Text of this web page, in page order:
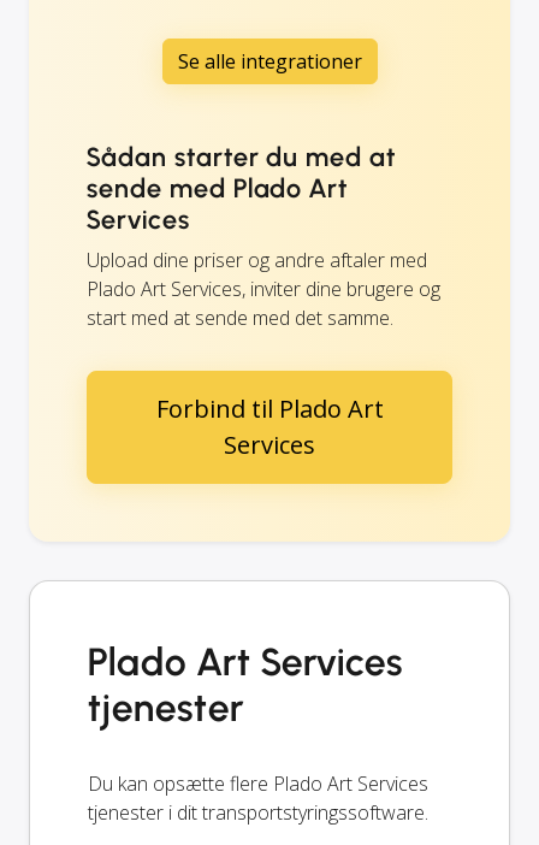
Se alle integrationer
Sådan starter du med at
sende med Plado Art
Services
Upload dine priser og andre aftaler med
Plado Art Services, inviter dine brugere og
start med at sende med det samme.
Forbind til Plado Art
Services
Plado Art Services
tjenester
Du kan opsætte flere Plado Art Services
tjenester i dit transportstyringssoftware.